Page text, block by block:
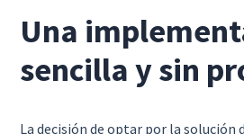
Una
sencilla y sin
La decisión de optar por la solución